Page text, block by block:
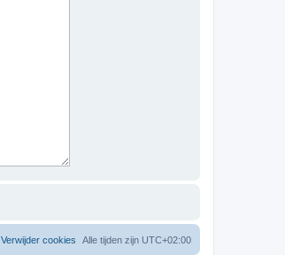
Alle tijden zijn UTC+02:00
Verwijder cookies